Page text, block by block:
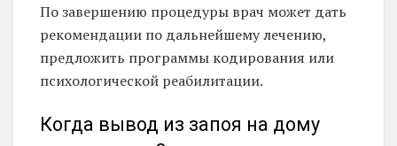
По завершению процедуры врач может дать
рекомендации по дальнейшему лечению,
предложить программы кодирования или
психологической реабилитации.
Когда вывод из запоя на дому